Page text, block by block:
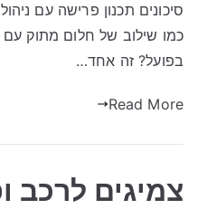
סיכונים תכנון פרישה עם
כמו שילוב של חלום מתוק
בפועל? זה אחד…
Read More
צמיגים לרכב